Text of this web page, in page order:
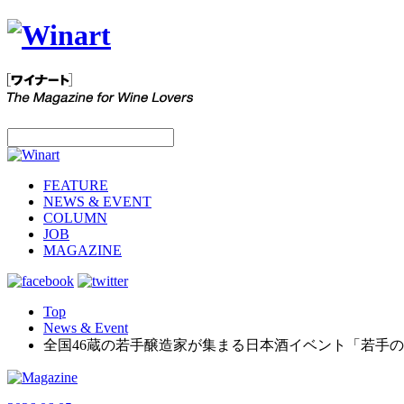
FEATURE
NEWS & EVENT
COLUMN
JOB
MAGAZINE
Top
News & Event
全国46蔵の若手醸造家が集まる日本酒イベント「若手